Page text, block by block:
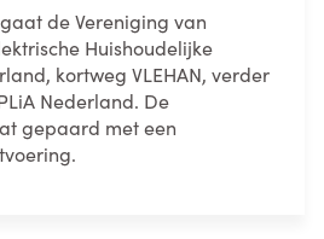
de Vereniging van
Huishoudelijke
kortweg VLEHAN, verder
Nederland. De
gepaard met een